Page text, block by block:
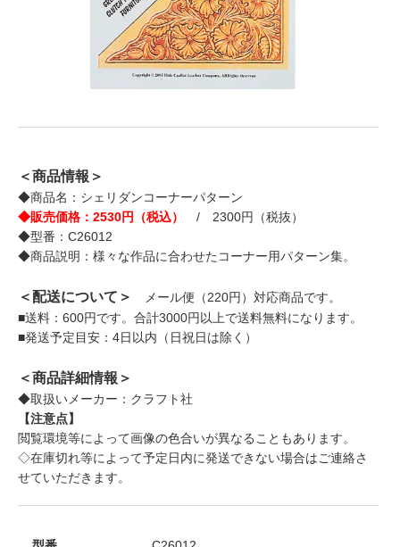
＜商品情報＞
◆商品名：シェリダンコーナーパターン
◆販売価格：2530円（税込）
/ 2300円（税抜）
◆型番：C26012
◆商品説明：様々な作品に合わせたコーナー用パターン集。
＜配送について＞
メール便（220円）対応商品です。
■送料：600円です。合計3000円以上で送料無料になります。
■発送予定目安：4日以内（日祝日は除く）
＜商品詳細情報＞
◆取扱いメーカー：クラフト社
【注意点】
閲覧環境等によって画像の色合いが異なることもあります。
◇在庫切れ等によって予定日内に発送できない場合はご連絡さ
せていただきます。